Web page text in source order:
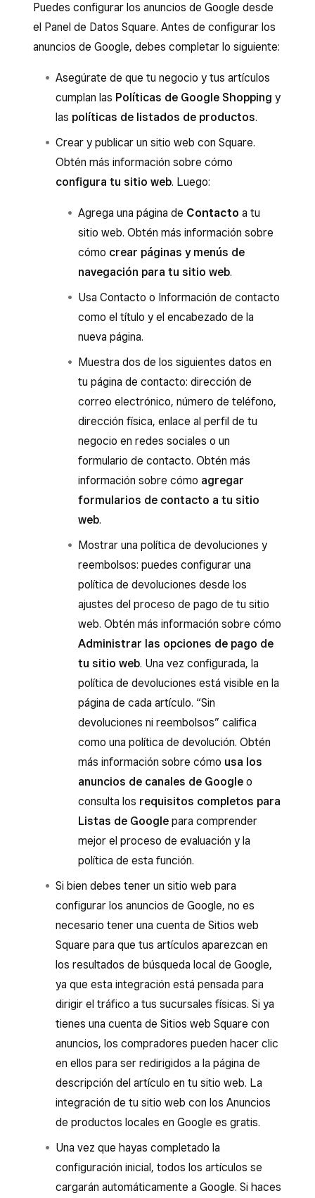
Puedes configurar los anuncios de Google desde
el Panel de Datos Square. Antes de configurar los
anuncios de Google, debes completar lo siguiente:
Asegúrate de que tu negocio y tus artículos
cumplan las Políticas de Google Shopping y
las políticas de listados de productos.
Crear y publicar un sitio web con Square.
Obtén más información sobre cómo
configura tu sitio web. Luego:
Agrega una página de Contacto a tu
sitio web. Obtén más información sobre
cómo crear páginas y menús de
navegación para tu sitio web.
Usa Contacto o Información de contacto
como el título y el encabezado de la
nueva página.
Muestra dos de los siguientes datos en
tu página de contacto: dirección de
correo electrónico, número de teléfono,
dirección física, enlace al perfil de tu
negocio en redes sociales o un
formulario de contacto. Obtén más
información sobre cómo agregar
formularios de contacto a tu sitio
web.
Mostrar una política de devoluciones y
reembolsos: puedes configurar una
política de devoluciones desde los
ajustes del proceso de pago de tu sitio
web. Obtén más información sobre cómo
Administrar las opciones de pago de
tu sitio web. Una vez configurada, la
política de devoluciones está visible en la
página de cada artículo. “Sin
devoluciones ni reembolsos” califica
como una política de devolución. Obtén
más información sobre cómo usa los
anuncios de canales de Google o
consulta los requisitos completos para
Listas de Google para comprender
mejor el proceso de evaluación y la
política de esta función.
Si bien debes tener un sitio web para
configurar los anuncios de Google, no es
necesario tener una cuenta de Sitios web
Square para que tus artículos aparezcan en
los resultados de búsqueda local de Google,
ya que esta integración está pensada para
dirigir el tráfico a tus sucursales físicas. Si ya
tienes una cuenta de Sitios web Square con
anuncios, los compradores pueden hacer clic
en ellos para ser redirigidos a la página de
descripción del artículo en tu sitio web. La
integración de tu sitio web con los Anuncios
de productos locales en Google es gratis.
Una vez que hayas completado la
configuración inicial, todos los artículos se
cargarán automáticamente a Google. Si haces